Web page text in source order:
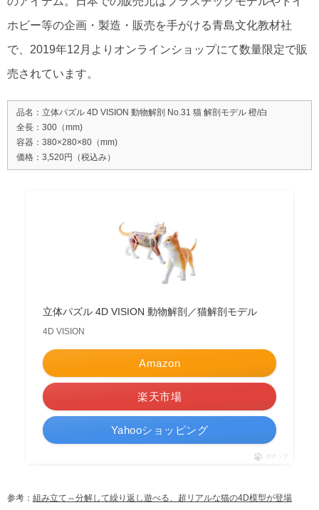
ホビー等の企画・製造・販売を手がける青島文化教材社
で、2019年12月よりオンラインショップにて数量限定で販
売されています。
品名：立体パズル 4D VISION 動物解剖 No.31 猫 解剖モデル 橙/白
全長：300（mm)
容器：380×280×80（mm)
価格：3,520円（税込み）
立体パズル 4D VISION 動物解剖／猫解剖モデル
4D VISION
Amazon
楽天市場
Yahooショッピング
ポチップ
参考： 組み立て⇔分解して繰り返し遊べる、超リアルな猫の4D模型が登場